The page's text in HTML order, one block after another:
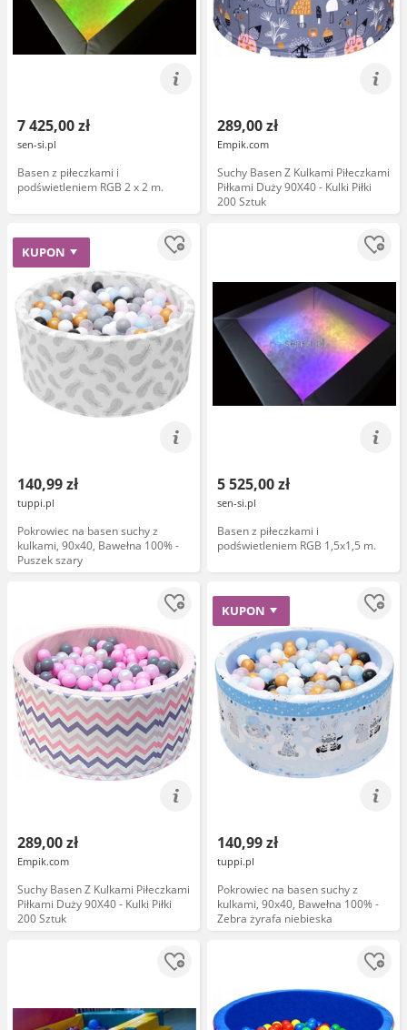
7 425,00 zł
sen-si.pl
Basen z piłeczkami i
podświetleniem RGB 2 x 2 m.
289,00 zł
Empik.com
Suchy Basen Z Kulkami Piłeczkami
Piłkami Duży 90X40 - Kulki Piłki
200 Sztuk
KUPON
140,99 zł
tuppi.pl
Pokrowiec na basen suchy z
kulkami, 90x40, Bawełna 100% -
Puszek szary
5 525,00 zł
sen-si.pl
Basen z piłeczkami i
podświetleniem RGB 1,5x1,5 m.
289,00 zł
Empik.com
Suchy Basen Z Kulkami Piłeczkami
Piłkami Duży 90X40 - Kulki Piłki
200 Sztuk
KUPON
140,99 zł
tuppi.pl
Pokrowiec na basen suchy z
kulkami, 90x40, Bawełna 100% -
Zebra żyrafa niebieska